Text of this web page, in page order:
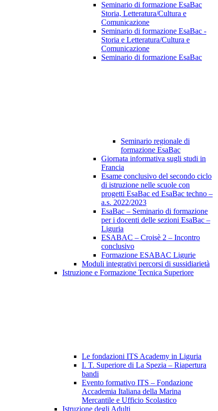
Seminario di formazione EsaBac
Storia, Letteratura/Cultura e
Comunicazione
Seminario di formazione EsaBac -
Storia e Letteratura/Cultura e
Comunicazione
Seminario di formazione EsaBac
Seminario regionale di
formazione EsaBac
Giornata informativa sugli studi in
Francia
Esame conclusivo del secondo ciclo
di istruzione nelle scuole con
progetti EsaBac ed EsaBac techno –
a.s. 2022/2023
EsaBac – Seminario di formazione
per i docenti delle sezioni EsaBac –
Liguria
ESABAC – Croisè 2 – Incontro
conclusivo
Formazione ESABAC Ligurie
Moduli integrativi percorsi di sussidiarietà
Istruzione e Formazione Tecnica Superiore
Le fondazioni ITS Academy in Liguria
I. T. Superiore di La Spezia – Riapertura
bandi
Evento formativo ITS – Fondazione
Accademia Italiana della Marina
Mercantile e Ufficio Scolastico
Istruzione degli Adulti